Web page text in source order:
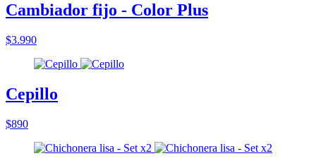
Cambiador fijo - Color Plus
$3.990
Cepillo
$890